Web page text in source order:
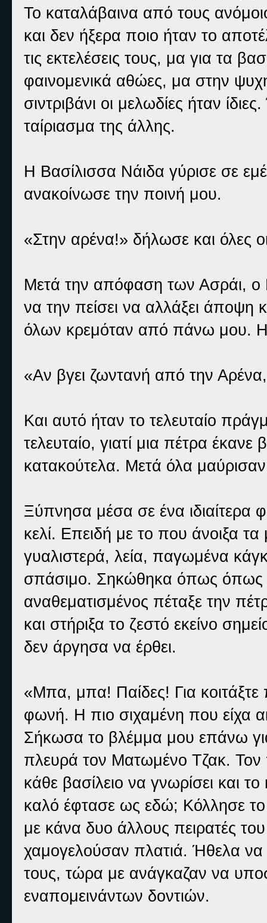
Το καταλάβαινα από τους
και δεν ήξερα ποιο ήταν το
τις εκτελέσεις τους, μα για τα
φαινομενικά αθώες, μα στην
σιντριβάνι οι μελωδίες ήταν
ταίριασμα της άλλης.
Η Βασίλισσα Νάιδα γύρισε σε
ανακοίνωσε την ποινή μου.
«Στην αρένα!» δήλωσε και όλες
Μετά την απόφαση των Ασράι, ο
να την πείσει να αλλάξει άποψη
όλων κρεμόταν από πάνω μου.
«Αν βγει ζωντανή από την
Και αυτό ήταν το τελευταίο
τελευταίο, γιατί μια πέτρα
κατακούτελα. Μετά όλα
Ξύπνησα μέσα σε ένα ιδιαίτερα
κελί. Επειδή με το που άνοιξα
γυαλιστερά, λεία, παγωμένα
σπάσιμο. Σηκώθηκα όπως όπως
αναθεματισμένος πέταξε την
και στήριξα το ζεστό εκείνο
δεν άργησα να έρθει.
«Μπα, μπα! Παίδες! Για
φωνή. Η πιο σιχαμένη που είχα
Σήκωσα το βλέμμα μου επάνω
πλευρά τον Ματωμένο Τζακ. Τον
κάθε βασίλειο να γνωρίσει και
καλό έφτασε ως εδώ; Κόλλησε
με κάνα δυο άλλους πειρατές
χαμογελούσαν πλατιά. Ήθελα
τους, τώρα με ανάγκαζαν να
εναπομεινάντων δοντιών.